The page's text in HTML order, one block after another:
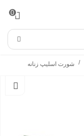
0
/ شورت اسلیپ زنانه